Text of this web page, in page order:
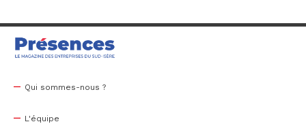
Qui sommes-nous ?
L'équipe